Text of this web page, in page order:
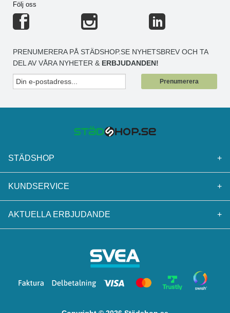
Följ oss
PRENUMERERA PÅ STÄDSHOP.SE NYHETSBREV OCH TA
DEL AV VÅRA NYHETER & ERBJUDANDEN!
Prenumerera
STÄDSHOP +
KUNDSERVICE +
AKTUELLA ERBJUDANDE +